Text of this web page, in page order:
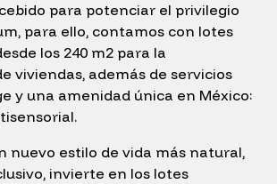
para potenciar el privilegio
para ello, contamos con lotes
los 240 m2 para la
viviendas, además de servicios
y una amenidad única en México:
nuevo estilo de vida más natural,
invierte en los lotes